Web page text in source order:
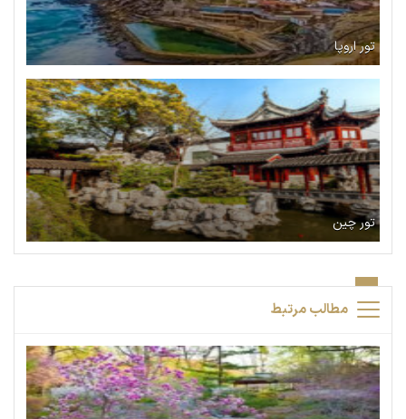
تور اروپا
تور چین
مطالب مرتبط